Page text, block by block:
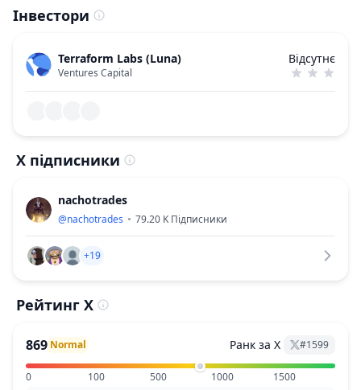
Інвестори
Terraform Labs (Luna)
Ventures Capital
Відсутнє
X підписники
nachotrades
@nachotrades 79.20 K Підписники
+19
Рейтинг X
869 Normal Ранк за X #1599
0 100 500 1000
1500